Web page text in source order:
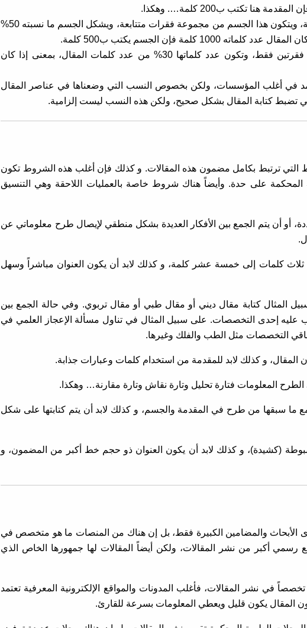
جسم المقال يكون هو الأبرز الأكثر من حيث المساحة، ويتكون هذا الجسم من مجموعة فقرات متتابعة، ويشكل الجسم ما نسبته 50%
فإن الجسم يكتب ب500 كلمة.
بالنسبة للخاتمة فتكون عبارة عن فقرة واحدة إلى فقرتين فقط، وتكون عدد كلماتها 30% من عدد كلمات المقال، بمعنى إذا كان
2000 كلمة هذا هو المعتمد في أغلب المؤسسات، ولكن بخصوص النسب التي وضعناها في عناصر المقال
تضبط كتابة المقال بشكل صحيح، ولكن هذه النسب ليست إلزامية.
التي ترتبط بكامل مضمون هذه المقالات. و كذلك فإن أغلب هذه الشروط تكون
على حدة. وأيضاً هناك شروط خاصة بالعمليات اللاحقة وهي التنسيق
أو أن يتم الجمع بين الأفكار العديدة بشكل منطقي لإيصال طرح معلوماتي عن
ثلاث كلمات إلى خمسة عشر كلمة، و كذلك لابد أن يكون العنوان مباشراً وسهل
المثال كتابة مقال ديني أو مقال طبي أو مقال تربوي. وفي حالة الجمع بين
عليه إحدى التخصصات. على سبيل المثال في تناول مسألة الإعجاز العلمي في
التخصصات مثل الطب والفلك وغيرها.
و كذلك لابد للمقدمة من استخدام كلمات وعبارات جذابة.
المعلومات فتارة تحليل وتارة نقاش وتارة مقارنة… وهكذا.
ما سبقها من طرح في المقدمة والجسم، و كذلك لابد أن يتم كتابتها على شكل
(كشيدة)، و كذلك لابد أن يكون العنوان ذو حجم خط أكبر من المضمون، و
الأبحاث والمضامين الكبيرة فقط، بل إن هناك من المنصات ما هو متخصص في
أكبر من نشر المقالات، ولكن أيضاً المقالات لها جمهورها الخاص الذي
تخصصاً في نشر المقالات، فأغلب المدونات والمواقع الإلكترونية المعرفية تعتمد
المقال يكون قليل ويعطي المعلومات بسرعة للقارئ.